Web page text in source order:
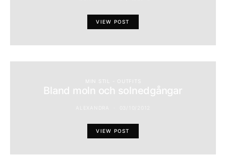
VIEW POST
MIN STIL - OUTFITS
Bland moln och solnedgångar
VIEW POST